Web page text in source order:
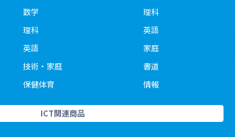
数学
理科
英語
技術・家庭
保健体育
理科
英語
家庭
書道
情報
ICT関連商品